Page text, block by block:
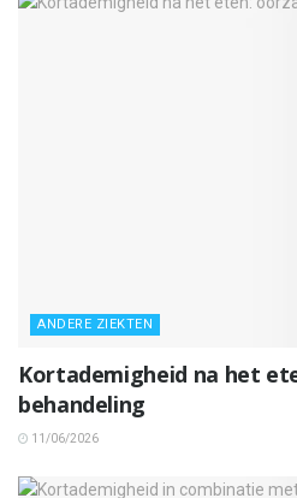
ANDERE ZIEKTEN
Kortademigheid na het
behandeling
11/06/2026